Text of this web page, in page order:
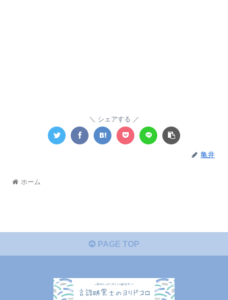
シェアする
亀井
ホーム
PAGE TOP